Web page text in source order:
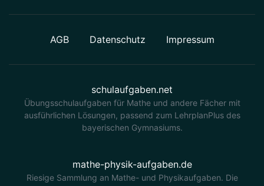
AGB Datenschutz Impressum
schulaufgaben.net
Übungsschulaufgaben für Mathe und andere Fächer mit
ausführlichen Lösungen, passend zum LehrplanPlus des
bayerischen Gymnasiums.
mathe-physik-aufgaben.de
Riesige Sammlung an Mathe- und Physikaufgaben. Die